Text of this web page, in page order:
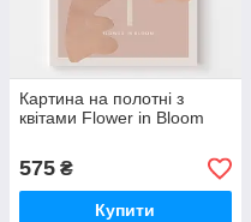
Картина на полотні з
квітами Flower in Bloom
575 ₴
Купити